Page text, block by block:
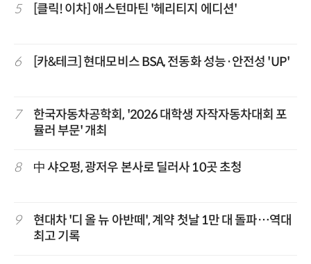
5 [클릭! 이차] 애스턴마틴 '헤리티지 에디션'
6 [카&테크] 현대모비스 BSA, 전동화 성능·안전성 'UP'
7
한국자동차공학회, '2026 대학생 자작자동차대회 포
뮬러 부문' 개최
8 中 샤오펑, 광저우 본사로 딜러사 10곳 초청
9
현대차 '디 올 뉴 아반떼', 계약 첫날 1만 대 돌파…역대
최고 기록